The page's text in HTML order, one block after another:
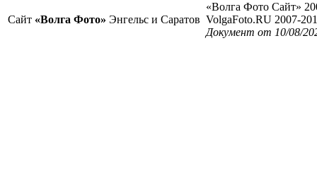
Сайт «Волга Фото» Энгельс и Саратов
«Волга Фото Сайт»
VolgaFoto.RU 2007-
Документ от 10/08/